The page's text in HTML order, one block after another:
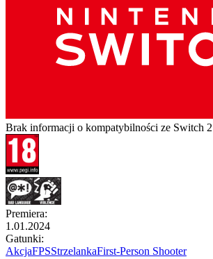
Brak informacji o kompatybilności ze Switch 2
Premiera:
1.01.2024
Gatunki:
AkcjaFPSStrzelankaFirst-Person Shooter